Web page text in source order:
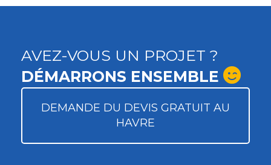
AVEZ-VOUS UN PROJET ?
DÉMARRONS ENSEMBLE
DEMANDE DU DEVIS GRATUIT AU
HAVRE